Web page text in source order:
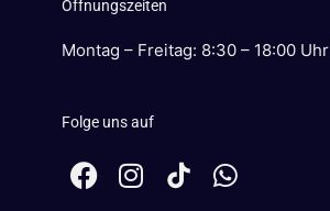
Öffnungszeiten
Montag – Freitag: 8:30 – 18:00 Uhr
Folge uns auf
F
a
I
n
W
h